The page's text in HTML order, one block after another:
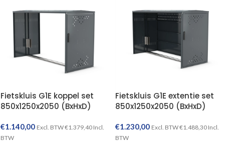
Fietskluis G1E koppel set
850x1250x2050 (BxHxD)
€1.140,00 Excl. BTW€1.379,40Incl.
BTW
Fietskluis G1E extentie set
850x1250x2050 (BxHxD)
€1.230,00 Excl. BTW€1.488,30 Incl.
BTW